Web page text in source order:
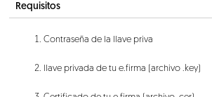
Requisitos
Contraseña de la llave priva
llave privada de tu e.firma (archivo .key)